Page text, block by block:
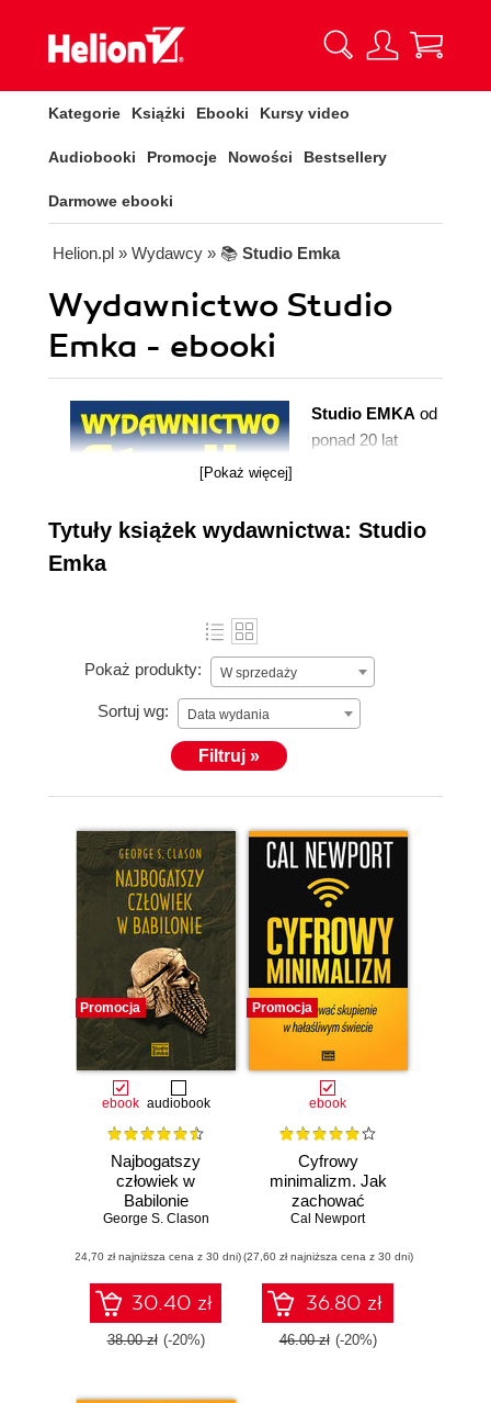
Kategorie Książki Ebooki Kursy video
Audiobooki Promocje Nowości Bestsellery
Darmowe ebooki
Helion.pl » Wydawcy » 📚 Studio Emka
Wydawnictwo Studio
Emka - ebooki
Studio EMKA od
ponad 20 lat
literaturę
wydawnictwa
znajdują się
zarówno poradniki
zakładającym
własny biznes jak
również tytuły
bardziej fachowe,
kierowane głównie
do kadry
menedżerskiej
wysokiego
szczebla.
Ambicją Studio
EMKA jest
wpisywanie się
swą działalnością
edytorską, w
program edukacji
ekonomicznej
społeczeństwa, a
główną dewizą
jest tworzenie i
[Pokaż więcej]
Tytuły książek wydawnictwa: Studio
Emka
Pokaż produkty: W sprzedaży
Sortuj wg: Data wydania
Filtruj »
Promocja
ebook audiobook
Najbogatszy
człowiek w
Babilonie
George S. Clason
(24,70 zł najniższa cena z 30 dni)
30.40 zł
38.00 zł (-20%)
Promocja
ebook
Cyfrowy
minimalizm. Jak
zachować
skupienie w
Cal Newport
(27,60 zł najniższa cena z 30 dni)
36.80 zł
46.00 zł (-20%)